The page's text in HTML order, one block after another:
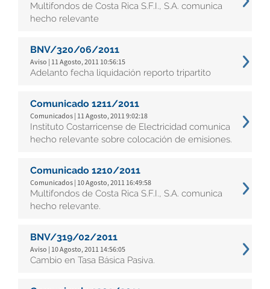
Multifondos de Costa Rica S.F.I., S.A. comunica
hecho relevante
BNV/320/06/2011
Aviso | 11 Agosto, 2011 10:56:15
Adelanto fecha liquidación reporto tripartito
Comunicado 1211/2011
Comunicados | 11 Agosto, 2011 9:02:18
Instituto Costarricense de Electricidad comunica
hecho relevante sobre colocación de emisiones.
Comunicado 1210/2011
Comunicados | 10 Agosto, 2011 16:49:58
Multifondos de Costa Rica S.F.I., S.A. comunica
hecho relevante.
BNV/319/02/2011
Aviso | 10 Agosto, 2011 14:56:05
Cambio en Tasa Básica Pasiva.